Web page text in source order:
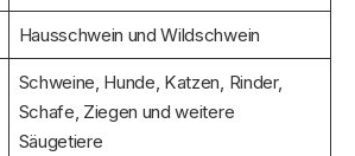
Hausschwein und Wildschwein
Schweine, Hunde, Katzen, Rinder,
Schafe, Ziegen und weitere
Säugetiere